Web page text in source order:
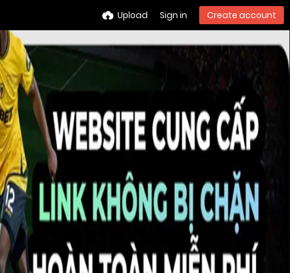
Upload Sign in Create account